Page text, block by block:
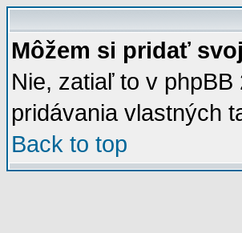
Môžem si pridať
Nie, zatiaľ to v
pridávania vlastných
Back to top